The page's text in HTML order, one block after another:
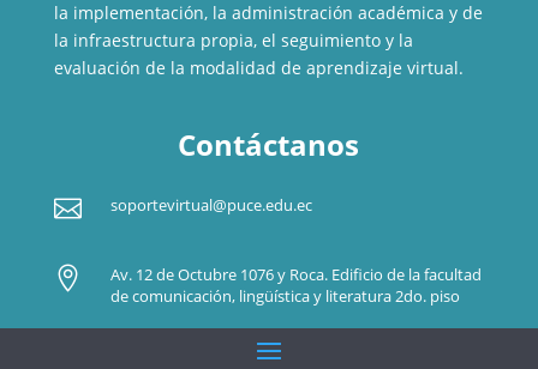
la implementación, la administración académica y de
la infraestructura propia, el seguimiento y la
evaluación de la modalidad de aprendizaje virtual.
Contáctanos
 soportevirtual@puce.edu.ec

Av. 12 de Octubre 1076 y Roca. Edificio de la facultad
de comunicación, lingüística y literatura 2do. piso